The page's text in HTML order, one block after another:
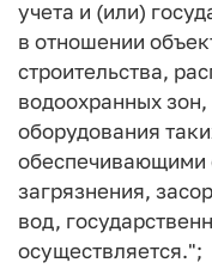
учета и (или)
в отношении
строительства,
водоохранных
оборудования
обеспечивающими
загрязнения,
вод,
осуществляется.";